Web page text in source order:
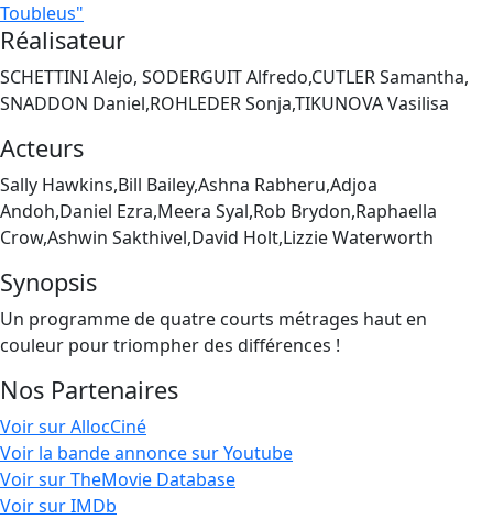
Toubleus"
Réalisateur
SCHETTINI Alejo, SODERGUIT Alfredo,CUTLER Samantha,
SNADDON Daniel,ROHLEDER Sonja,TIKUNOVA Vasilisa
Acteurs
Sally Hawkins,Bill Bailey,Ashna Rabheru,Adjoa
Andoh,Daniel Ezra,Meera Syal,Rob Brydon,Raphaella
Crow,Ashwin Sakthivel,David Holt,Lizzie Waterworth
Synopsis
Un programme de quatre courts métrages haut en
couleur pour triompher des différences !
Nos Partenaires
Voir sur AllocCiné
Voir la bande annonce sur Youtube
Voir sur TheMovie Database
Voir sur IMDb